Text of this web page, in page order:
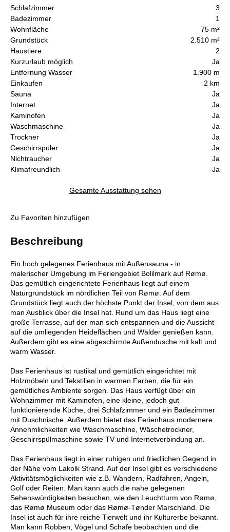
Schlafzimmer
3
Badezimmer
1
Wohnfläche
75 m²
Grundstück
2.510 m²
Haustiere
2
Kurzurlaub möglich
Ja
Entfernung Wasser
1.900 m
Einkaufen
2 km
Sauna
Ja
Internet
Ja
Kaminofen
Ja
Waschmaschine
Ja
Trockner
Ja
Geschirrspüler
Ja
Nichtraucher
Ja
Klimafreundlich
Ja
Gesamte Ausstattung sehen
Zu Favoriten hinzufügen
Beschreibung
Ein hoch gelegenes Ferienhaus mit Außensauna - in
malerischer Umgebung im Feriengebiet Bolilmark auf Rømø.
Das gemütlich eingerichtete Ferienhaus liegt auf einem
Naturgrundstück im nördlichen Teil von Rømø. Auf dem
Grundstück liegt auch der höchste Punkt der Insel, von dem aus
man Ausblick über die Insel hat. Rund um das Haus liegt eine
große Terrasse, auf der man sich entspannen und die Aussicht
auf die umliegenden Heideflächen und Wälder genießen kann.
Außerdem gibt es eine abgeschirmte Außendusche mit kalt und
warm Wasser.
Das Ferienhaus ist rustikal und gemütlich eingerichtet mit
Holzmöbeln und Tekstilien in warmen Farben, die für ein
gemütliches Ambiente sorgen. Das Haus verfügt über ein
Wohnzimmer mit Kaminofen, eine kleine, jedoch gut
funktionierende Küche, drei Schlafzimmer und ein Badezimmer
mit Duschnische. Außerdem bietet das Ferienhaus modernere
Annehmlichkeiten wie Waschmaschine, Wäschetrockner,
Geschirrspülmaschine sowie TV und Internetverbindung an.
Das Ferienhaus liegt in einer ruhigen und friedlichen Gegend in
der Nähe vom Lakolk Strand. Auf der Insel gibt es verschiedene
Aktivitätsmöglichkeiten wie z.B. Wandern, Radfahren, Angeln,
Golf oder Reiten. Man kann auch die nahe gelegenen
Sehenswürdigkeiten besuchen, wie den Leuchtturm von Rømø,
das Rømø Museum oder das Rømø-Tønder Marschland. Die
Insel ist auch für ihre reiche Tierwelt und ihr Kulturerbe bekannt.
Man kann Robben, Vögel und Schafe beobachten und die